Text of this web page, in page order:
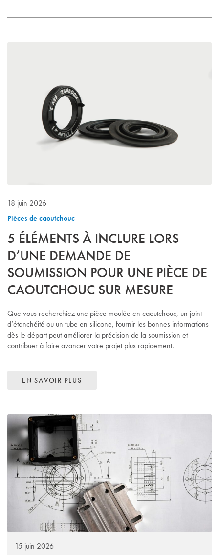
18 juin 2026
Pièces de caoutchouc
5 ÉLÉMENTS À INCLURE LORS
D’UNE DEMANDE DE
SOUMISSION POUR UNE PIÈCE DE
CAOUTCHOUC SUR MESURE
Que vous recherchiez une pièce moulée en caoutchouc, un joint
d’étanchéité ou un tube en silicone, fournir les bonnes informations
dès le départ peut améliorer la précision de la soumission et
contribuer à faire avancer votre projet plus rapidement.
EN SAVOIR PLUS
15 juin 2026